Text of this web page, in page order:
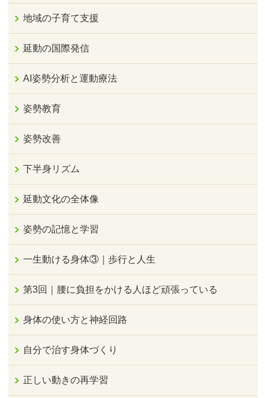
地域の子育て支援
延動の国際発信
AI姿勢分析と運動療法
姿勢教育
姿勢改善
下半身リズム
延動文化の全体像
姿勢の記憶と学習
一生動ける身体③｜歩行と人生
第3回｜腰に負担をかける人ほど頑張っている
身体の使い方と神経回路
自分で治す身体づくり
正しい動きの再学習